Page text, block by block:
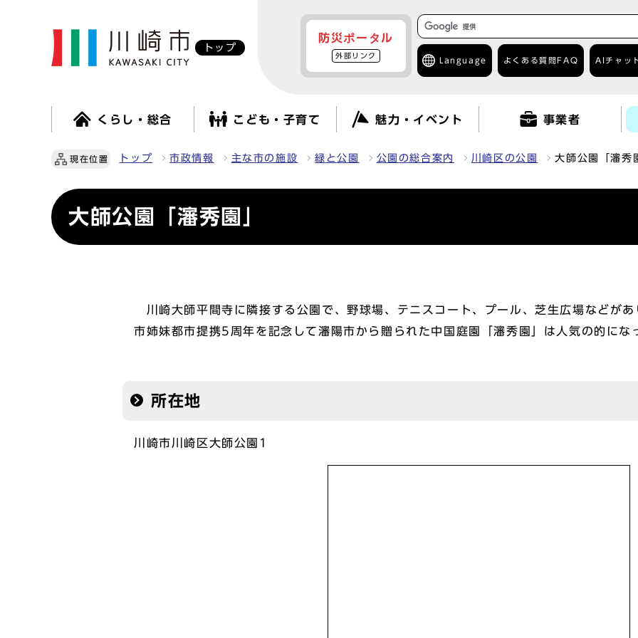
トップ
防災ポータル
外部リンク
Language よくある質問 FAQ AIチャッ
くらし・総合 こども・子育て 魅力・イベント 事業者
現在位置 トップ 市政情報 主な市の施設 緑と公園 公園の総合案内 川崎区の公園 大師公園「瀋秀
大師公園「瀋秀園」
川崎大師平間寺に隣接する公園で、野球場、テニスコート、プール、芝生広場などが
市姉妹都市提携5周年を記念して瀋陽市から贈られた中国庭園「瀋秀園」は人気の的にな
所在地
川崎市川崎区大師公園1